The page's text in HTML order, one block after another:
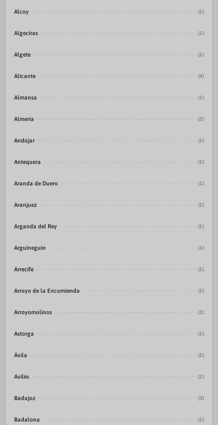
Alcoy (1)
Algeciras (1)
Algete (1)
Alicante (4)
Almansa (1)
Almería (2)
Andújar (1)
Antequera (1)
Aranda de Duero (1)
Aranjuez (1)
Arganda del Rey (1)
Arguineguin (1)
Arrecife (1)
Arroyo de la Encomienda (1)
Arroyomolinos (1)
Astorga (1)
Ávila (1)
Avilés (2)
Badajoz (3)
Badalona (1)